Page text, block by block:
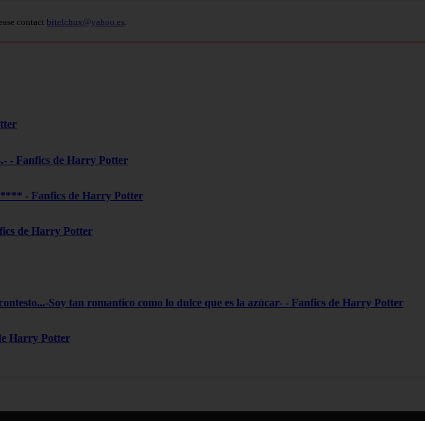
contact bitelchux@yahoo.es
- Fanfics de Harry Potter
- Fanfics de Harry Potter
de Harry Potter
Soy tan romantico como lo dulce que es la azúcar- - Fanfics de Harry Potter
Harry Potter